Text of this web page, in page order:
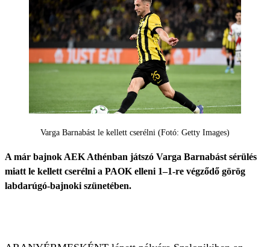
Varga Barnabást le kellett cserélni (Fotó: Getty Images)
A már bajnok AEK Athénban játszó Varga Barnabást sérülés
miatt le kellett cserélni a PAOK elleni 1–1-re végződő görög
labdarúgó-bajnoki szünetében.